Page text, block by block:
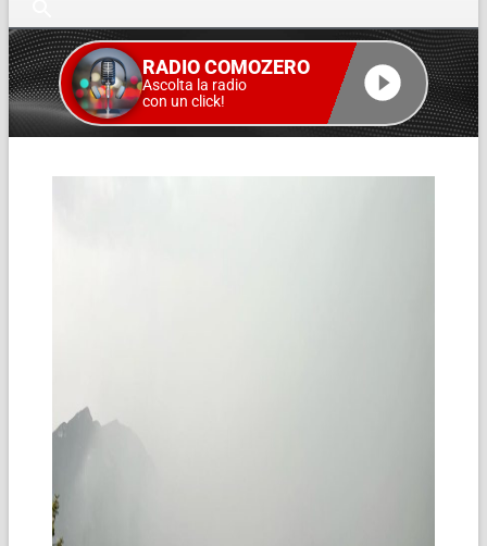
RADIO COMOZERO
Ascolta la radio
con un click!